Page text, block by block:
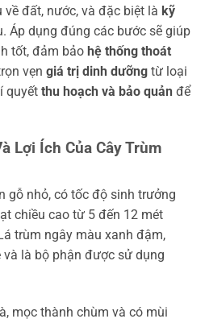
đất, nước, và đặc biệt là kỹ
Áp dụng đúng các bước sẽ giúp
tốt, đảm bảo hệ thống thoát
vẹn giá trị dinh dưỡng từ loại
quyết thu hoạch và bảo quản để
Lợi Ích Của Cây Trùm
gỗ nhỏ, có tốc độ sinh trưởng
chiều cao từ 5 đến 12 mét
trùm ngây màu xanh đậm,
là bộ phận được sử dụng
mọc thành chùm và có mùi